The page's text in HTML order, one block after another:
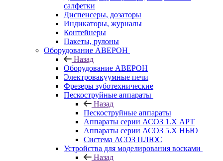
салфетки
Диспенсеры, дозаторы
Индикаторы, журналы
Контейнеры
Пакеты, рулоны
Оборудование АВЕРОН
Назад
Оборудование АВЕРОН
Электровакуумные печи
Фрезеры зуботехнические
Пескоструйные аппараты
Назад
Пескоструйные аппараты
Аппараты серии АСОЗ 1.Х АРТ
Аппараты серии АСОЗ 5.Х НЬЮ
Система АСОЗ ПЛЮС
Устройства для моделирования восками
Назад